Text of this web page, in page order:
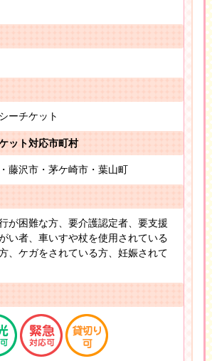
ーチケット
ット対応市町村
藤沢市・茅ケ崎市・葉山町
が困難な方、要介護認定者、要支援
い者、車いすや杖を使用されている
、ケガをされている方、妊娠されて